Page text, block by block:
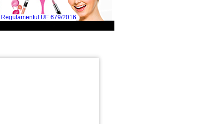
Regulamentul UE 679/2016